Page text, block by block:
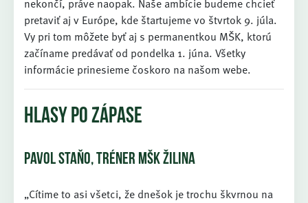
pretaviť aj v Európe, kde štartujeme vo štvrtok 9. júla.
Vy pri tom môžete byť aj s permanentkou MŠK, ktorú
začíname predávať od pondelka 1. júna. Všetky
informácie prinesieme čoskoro na našom webe.
HLASY PO ZÁPASE
PAVOL STAŇO, TRÉNER MŠK ŽILINA
„Cítime to asi všetci, že dnešok je trochu škvrnou na